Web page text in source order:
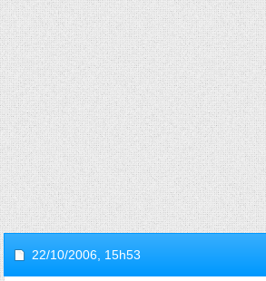
22/10/2006, 15h53